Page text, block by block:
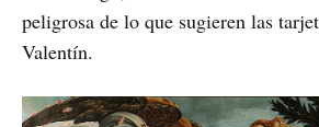
peligrosa de lo que sugieren las
Valentín.